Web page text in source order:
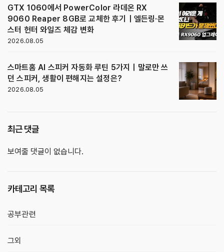
GTX 1060에서 PowerColor 라데온 RX
9060 Reaper 8GB로 교체한 후기｜엘든링·몬
스터 헌터 와일즈 체감 변화
2026.08.05
스마트홈 AI 스피커 자동화 루틴 5가지｜말로만 쓰
던 스피커, 생활이 편해지는 설정은?
2026.08.05
최근 댓글
보여줄 댓글이 없습니다.
카테고리 목록
공부관련
그외